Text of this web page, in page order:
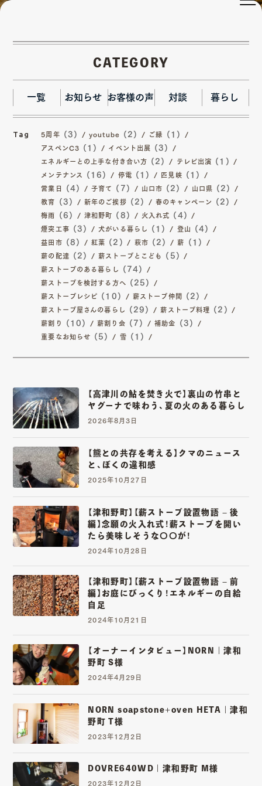
TOP
トップ
02
ABOUT
私たちについて
SERVICE
04
ITEM
05
WORKS
06
07
SHOP INFO
店舗情報
08
お問い合わせ
CONTACT
Copy mail address
Instagram Youtube
CATEGORY
一覧 お知らせ お客様の声 対談 暮らし
Tag 5周年 (3) youtube (2) ご縁 (1)
アスペンC3 (1) イベント出展 (3)
エネルギーとの上手な付き合い方 (2) テレビ出演 (1)
メンテナンス (16) 停電 (1) 匹見峡 (1)
営業日 (4) 子育て (7) 山口市 (2) 山口県 (2)
教育 (3) 新年のご挨拶 (2) 春のキャンペーン (2)
梅雨 (6) 津和野町 (8) 火入れ式 (4)
煙突工事 (3) 犬がいる暮らし (1) 登山 (4)
益田市 (8) 紅葉 (2) 萩市 (2) 薪 (1)
薪の配達 (2) 薪ストーブとこども (5)
薪ストーブのある暮らし (74)
薪ストーブを検討する方へ (25)
薪ストーブレシピ (10) 薪ストーブ仲間 (2)
薪ストーブ屋さんの暮らし (29) 薪ストーブ料理 (2)
薪割り (10) 薪割り会 (7) 補助金 (3)
重要なお知らせ (5) 雪 (1)
【高津川の鮎を焚き火で】裏山の竹串と
ヤグーナで味わう、夏の火のある暮らし
2026年8月3日
【熊との共存を考える】クマのニュース
と、ぼくの違和感
2025年10月27日
【津和野町】【薪ストーブ設置物語 – 後
編】念願の火入れ式！薪ストーブを開い
たら美味しそうな〇〇が！
2024年10月28日
【津和野町】【薪ストーブ設置物語 – 前
編】お庭にびっくり！エネルギーの自給
自足
2024年10月21日
【オーナーインタビュー】NORN | 津和
野町 S様
2024年4月29日
NORN soapstone+oven HETA | ​津和
野町 T様
2023年12月2日
DOVRE640WD | ​津和野町 M様
2023年12月2日